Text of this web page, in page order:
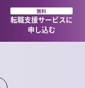
無料
転職支援サービスに
申し込む